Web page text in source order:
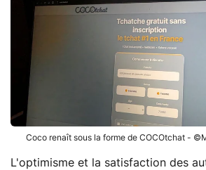
Coco renaît sous la forme de COCOtchat -
L'optimisme et la satisfaction des